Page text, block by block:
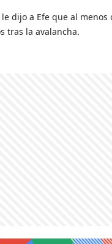
dijo a Efe que al
tras la avalancha.